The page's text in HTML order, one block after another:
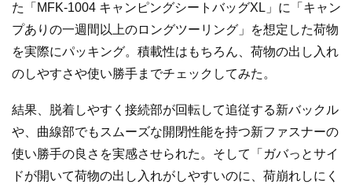
た「MFK-1004 キャンピングシートバッグXL」に「キャン
プありの一週間以上のロングツーリング」を想定した荷物
を実際にパッキング。積載性はもちろん、荷物の出し入れ
のしやすさや使い勝手までチェックしてみた。
結果、脱着しやすく接続部が回転して追従する新バックル
や、曲線部でもスムーズな開閉性能を持つ新ファスナーの
使い勝手の良さを実感させられた。そして「ガバっとサイ
ドが開いて荷物の出し入れがしやすいのに、荷崩れしにく